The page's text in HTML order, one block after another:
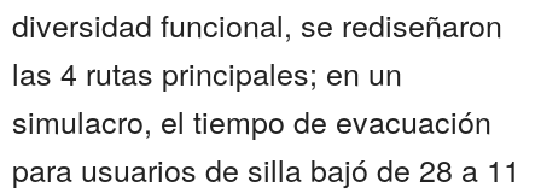
diversidad funcional, se rediseñaron
las 4 rutas principales; en un
simulacro, el tiempo de evacuación
para usuarios de silla bajó de 28 a 11